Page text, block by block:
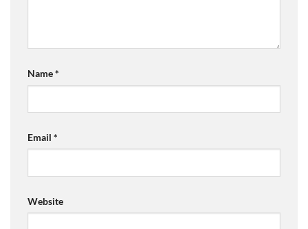
Name*
Email *
Website